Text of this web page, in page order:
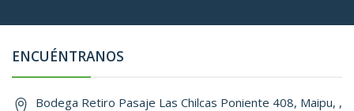
ENCUÉNTRANOS
Bodega Retiro Pasaje Las Chilcas Poniente 408, Maipu, ,